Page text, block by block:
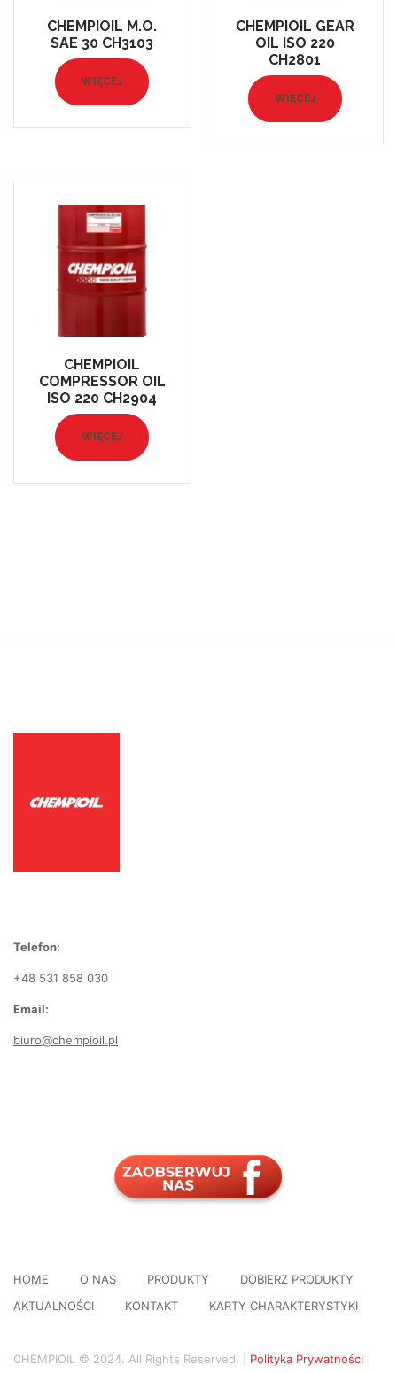
CHEMPIOIL M.O.
SAE 30 CH3103
WIĘCEJ
CHEMPIOIL GEAR
OIL ISO 220
CH2801
WIĘCEJ
CHEMPIOIL
COMPRESSOR OIL
ISO 220 CH2904
WIĘCEJ
Telefon:
+48 531 858 030
Email:
biuro@chempioil.pl
HOME O NAS PRODUKTY
DOBIERZ PRODUKTY
AKTUALNOŚCI
KONTAKT KARTY CHARAKTERYSTYKI
CHEMPIOIL © 2024. All Rights Reserved. | Polityka Prywatności